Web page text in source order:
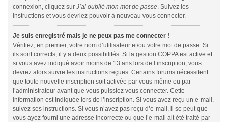
connexion, cliquez sur J’ai oublié mon mot de passe. Suivez les
instructions et vous devriez pouvoir à nouveau vous connecter.
Je suis enregistré mais je ne peux pas me connecter !
Vérifiez, en premier, votre nom d’utilisateur et/ou votre mot de passe. Si
ils sont corrects, il y a deux possibilités. Si la gestion COPPA est active et
si vous avez indiqué avoir moins de 13 ans lors de l’inscription, vous
devrez alors suivre les instructions reçues. Certains forums nécessitent
que toute nouvelle inscription soit activée par vous-même ou par
l’administrateur avant que vous puissiez vous connecter. Cette
information est indiquée lors de l’inscription. Si vous avez reçu un e-mail,
suivez ses instructions. Si vous n’avez pas reçu d’e-mail, il se peut que
vous ayez fourni une adresse incorrecte ou que l’e-mail ait été traité par